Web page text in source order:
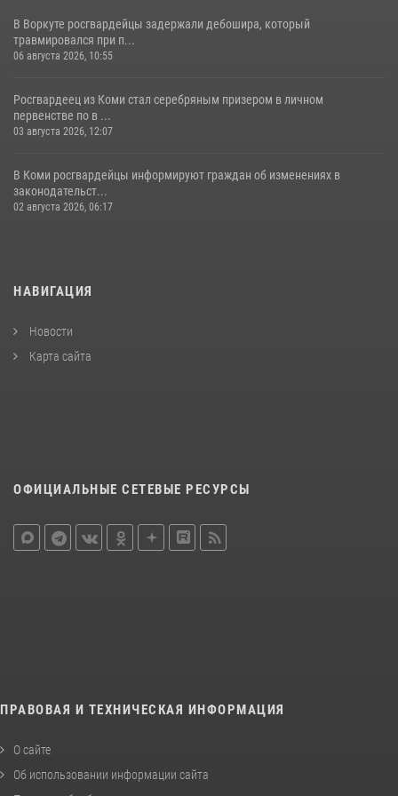
В Воркуте росгвардейцы задержали дебошира, который
травмировался при п...
06 августа 2026, 10:55
Росгвардеец из Коми стал серебряным призером в личном
первенстве по в ...
03 августа 2026, 12:07
В Коми росгвардейцы информируют граждан об изменениях в
законодательст...
02 августа 2026, 06:17
НАВИГАЦИЯ
Новости
Карта сайта
ОФИЦИАЛЬНЫЕ СЕТЕВЫЕ РЕСУРСЫ
ПРАВОВАЯ И ТЕХНИЧЕСКАЯ ИНФОРМАЦИЯ
О сайте
Об использовании информации сайта